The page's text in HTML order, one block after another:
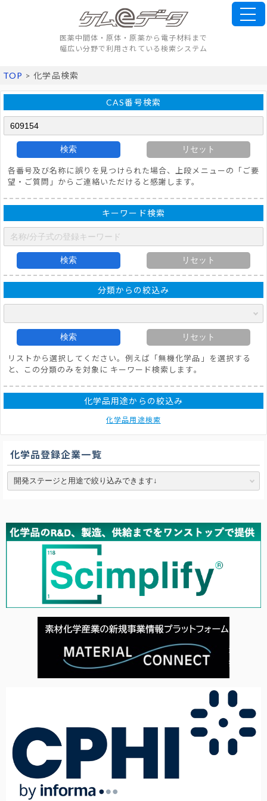
医薬中間体・原体・原薬から電子材料まで
幅広い分野で利用されている検索システム
TOP > 化学品検索
CAS番号検索
検索 リセット
各番号及び名称に誤りを見つけられた場合、上段メニューの「ご要
望・ご質問」からご連絡いただけると感謝します。
キーワード検索
検索 リセット
分類からの絞込み
検索 リセット
リストから選択してください。例えば「無機化学品」を選択する
と、この分類のみを対象に キーワード検索します。
化学品用途からの絞込み
化学品用途検索
化学品登録企業一覧